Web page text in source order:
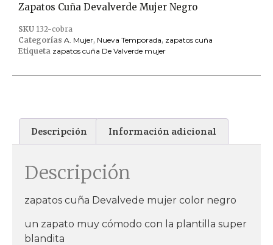
Zapatos Cuña Devalverde Mujer Negro
SKU 132-cobra
Categorías A. Mujer, Nueva Temporada, zapatos cuña
Etiqueta zapatos cuña De Valverde mujer
Descripción Información adicional
Descripción
zapatos cuña Devalvede mujer color negro
un zapato muy cómodo con la plantilla super
blandita